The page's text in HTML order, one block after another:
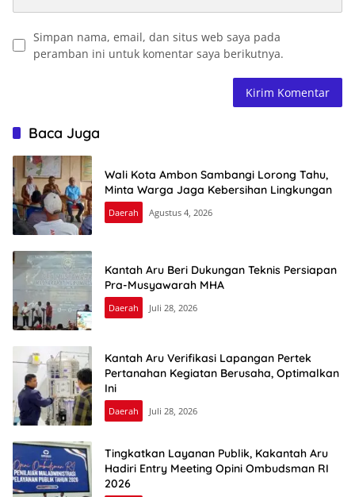
Simpan nama, email, dan situs web saya pada
peramban ini untuk komentar saya berikutnya.
Baca Juga
Wali Kota Ambon Sambangi Lorong Tahu,
Minta Warga Jaga Kebersihan Lingkungan
Daerah Agustus 4, 2026
Kantah Aru Beri Dukungan Teknis Persiapan
Pra-Musyawarah MHA
Daerah Juli 28, 2026
Kantah Aru Verifikasi Lapangan Pertek
Pertanahan Kegiatan Berusaha, Optimalkan
Ini
Daerah Juli 28, 2026
Tingkatkan Layanan Publik, Kakantah Aru
Hadiri Entry Meeting Opini Ombudsman RI
2026